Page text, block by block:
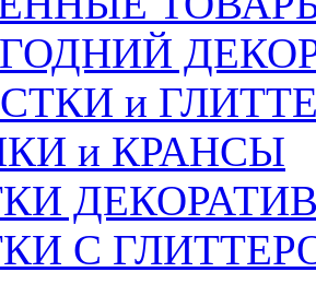
и
и КРАНСЫ
С